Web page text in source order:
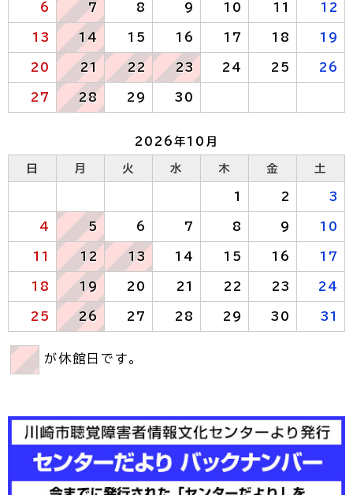
6 7 8 9 10 11 12
13 14 15 16 17 18 19
20 21 22 23 24 25 26
27 28 29 30
2026年10月
日 月 火 水 木 金 土
1 2 3
4 5 6 7 8 9 10
11 12 13 14 15 16 17
18 19 20 21 22 23 24
25 26 27 28 29 30 31
が休館日です。